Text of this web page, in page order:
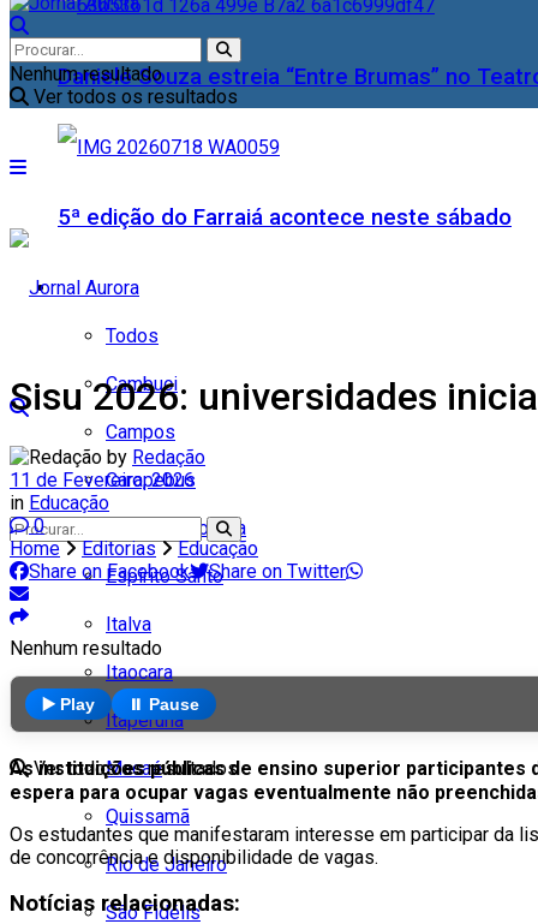
Daniele Souza estreia “Entre Brumas” no
5ª edição do Farraiá acontece neste sábado
Cidades
Todos
Cambuci
Campos
Carapebus
Cardoso Moreira
Espírito Santo
Italva
Itaocara
Itaperuna
Macaé
Quissamã
Rio de Janeiro
São Fidélis
Nenhum resultado
Ver todos os resultados
Nenhum resultado
Ver todos os resultados
Sisu 2026: universidades
by Redação
11 de Fevereiro, 2026
in Educação
0
Home
Editorias
Educação
Share on Facebook
Share on Twitter
▶️ Play ⏸️ Pause
As instituições públicas de ensino superior participantes
espera para ocupar vagas eventualmente não
Os estudantes que manifestaram interesse em participar da
de concorrência e disponibilidade de vagas.
Notícias relacionadas: